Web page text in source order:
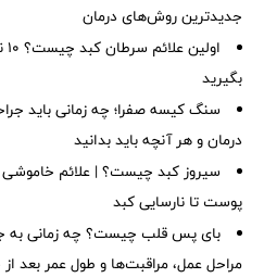
جدیدترین روش‌های درمان
بگیرید
سنگ کیسه صفرا؛ چه زمانی باید
درمان و هر آنچه باید بدانید
سیروز کبد چیست؟ | علائم خاموشی
پوست تا نارسایی کبد
بای پس قلب چیست؟ چه زمانی به
مراحل عمل، مراقبت‌ها و طول عمر بعد